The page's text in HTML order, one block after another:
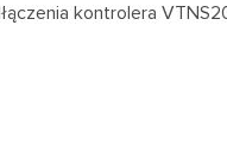
kontrolera